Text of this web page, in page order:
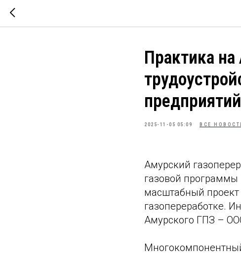
Практика
2025-11-05 05:09 ВСЕ
Амурский
газовой программы
масштабный проект
газопереработке.
Амурского ГПЗ –